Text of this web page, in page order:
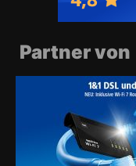
Partner von